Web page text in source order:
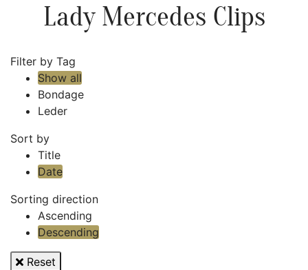
Lady Mercedes Clips
Filter by Tag
Show all
Bondage
Leder
Sort by
Title
Date
Sorting direction
Ascending
Descending
Reset